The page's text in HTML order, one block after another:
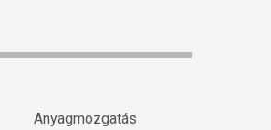
Anyagmozgatás